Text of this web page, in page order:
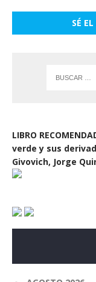
SÉ
LIBRO
verde y sus
Givovich, Jorge